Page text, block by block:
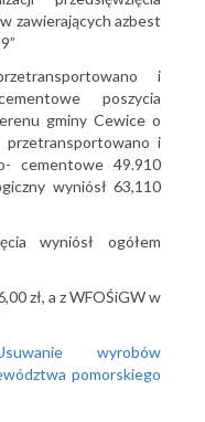
zawierających azbest
i
poszycia
gminy Cewice o
i
cementowe 49.910
wyniósł 63,110
wyniósł ogółem
zł, a z WFOŚiGW w
wyrobów
pomorskiego